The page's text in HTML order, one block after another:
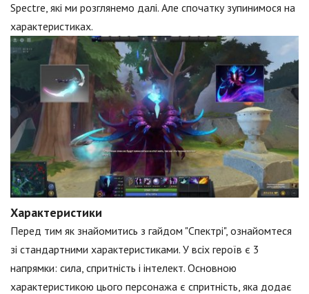
Spectre, які ми розглянемо далі. Але спочатку зупинимося на
характеристиках.
Характеристики
Перед тим як знайомитись з гайдом "Спектрі", ознайомтеся
зі стандартними характеристиками. У всіх героїв є 3
напрямки: сила, спритність і інтелект. Основною
характеристикою цього персонажа є спритність, яка додає